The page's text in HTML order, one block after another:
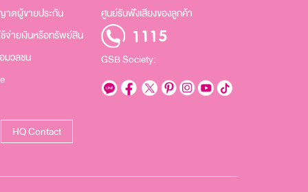
าตผู้ขายประกัน
ช้จ่ายเงินหรือทรัพย์สิน
มวลชน
ศูนย์รับฟังเสียงของลูกค้า
GSB Society:
HQ Contact